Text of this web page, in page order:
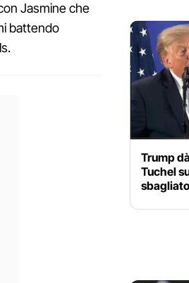
Jasmine che
battendo
Trump
Tuchel